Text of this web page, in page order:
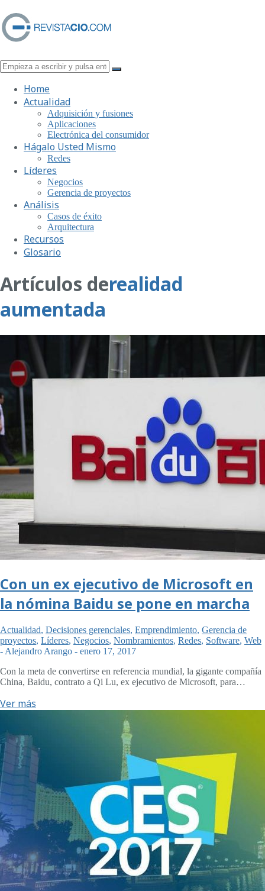
Home
Actualidad
Adquisición y fusiones
Aplicaciones
Electrónica del consumidor
Hágalo Usted Mismo
Redes
Líderes
Negocios
Gerencia de proyectos
Análisis
Casos de éxito
Arquitectura
Recursos
Glosario
Artículos derealidad
aumentada
Con un ex ejecutivo de Microsoft en
la nómina Baidu se pone en marcha
Actualidad, Decisiones gerenciales, Emprendimiento, Gerencia de
proyectos, Líderes, Negocios, Nombramientos, Redes, Software, Web
- Alejandro Arango - enero 17, 2017
Con la meta de convertirse en referencia mundial, la gigante compañía
China, Baidu, contrato a Qi Lu, ex ejecutivo de Microsoft, para…
Ver más